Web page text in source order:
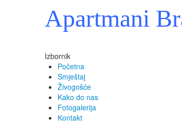
Apartmani
Izbornik
Početna
Smještaj
Živogošće
Kako do nas
Fotogalerija
Kontakt